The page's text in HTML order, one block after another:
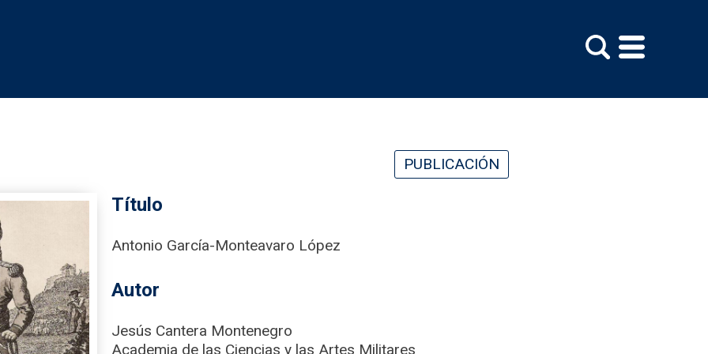
PUBLICACIÓN
Título
Antonio García-Monteavaro López
Autor
Jesús Cantera Montenegro
Academia de las Ciencias y las Artes Militares